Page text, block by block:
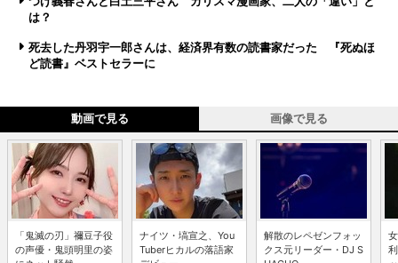
は？
死去した丹羽宇一郎さんは、経済界有数の読書家だった 『死ぬほ
ど読書』ベストセラーに
動画で見る 画像で見る
「鬼滅の刃」禰豆子役
の声優・鬼頭明里の姿
ナイツ・塙宣之、You
Tuberヒカルの落語家
解散のレペゼンフォッ
クス元リーダー・DJ S